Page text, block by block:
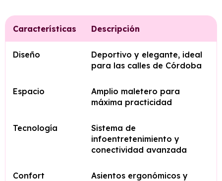
Características Descripción
Diseño
Deportivo y elegante, ideal
para las calles de Córdoba
Espacio
Amplio maletero para
máxima practicidad
Tecnología
Sistema de
infoentretenimiento y
conectividad avanzada
Confort
Asientos ergonómicos y